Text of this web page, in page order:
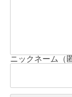
ニックネーム（